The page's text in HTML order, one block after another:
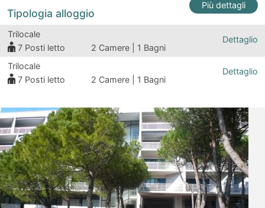
Più dettagli
Tipologia alloggio
Trilocale
7 Posti letto 2 Camere | 1 Bagni
Dettaglio
Trilocale
7 Posti letto 2 Camere | 1 Bagni
Dettaglio